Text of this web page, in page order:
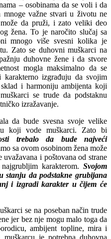
– osobinama da se voli i da
mnoge važne stvari u životu ne
da pruži, i zato veliki deo
žena. To je naročito slučaj sa
mnogo više svesni kolika je
Zato se duhovni muškarci na
duhovne žene i da stvore
mogla maksimalno da se
izgrađuju da svojim
i harmoniju ambijenta koji
se trude da podstaknu
izražavanje.
da bude svesna svoje velike
koji vode muškarci. Zato bi
trebalo da bude najveći
sa ovom osobinom žena može
i poštovana od strane
karakterom. Svojom
stanju da podstakne grubijana
i izgradi karakter u čijem će
se na poseban način trude
jer bez nje mogu malo toga da
ambijent topline, mira i
je potrebna duhovna